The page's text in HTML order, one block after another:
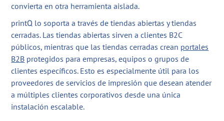
convierta en otra herramienta aislada.
printQ lo soporta a través de tiendas abiertas y tiendas
cerradas. Las tiendas abiertas sirven a clientes B2C
públicos, mientras que las tiendas cerradas crean portales
B2B protegidos para empresas, equipos o grupos de
clientes específicos. Esto es especialmente útil para los
proveedores de servicios de impresión que desean atender
a múltiples clientes corporativos desde una única
instalación escalable.